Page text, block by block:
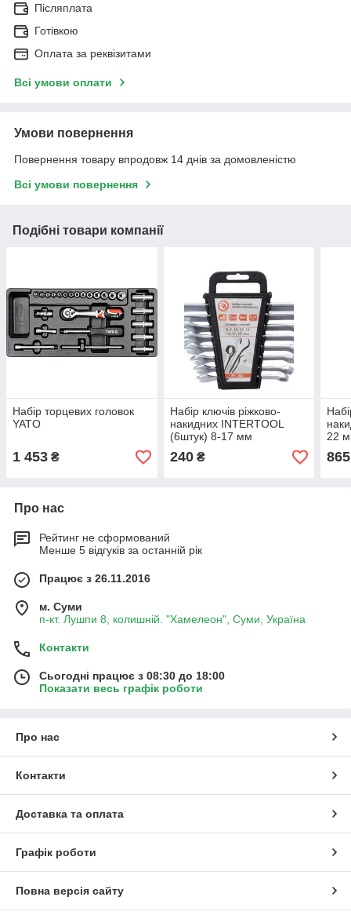
Післяплата
Готівкою
Оплата за реквізитами
Всі умови оплати
Умови повернення
Повернення товару впродовж 14 днів за домовленістю
Всі умови повернення
Подібні товари компанії
Набір торцевих головок
YATO
1 453 ₴
Набір ключів ріжково-
накидних INTERTOOL
(6штук) 8-17 мм
240₴
22
865
Про нас
Рейтинг не сформований
Менше 5 відгуків за останній рік
Працює з 26.11.2016
м. Суми
п-кт. Лушпи 8, колишній. "Хамелеон", Суми, Україна
Контакти
Сьогодні працює з 08:30 до 18:00
Показати весь графік роботи
Про нас
Контакти
Доставка та оплата
Графік роботи
Повна версія сайту